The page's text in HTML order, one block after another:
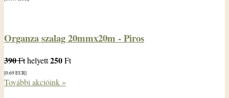
Organza szalag 20mmx20m - Piros
390Fthelyett250Ft
[0.69EUR]
További akcióink »